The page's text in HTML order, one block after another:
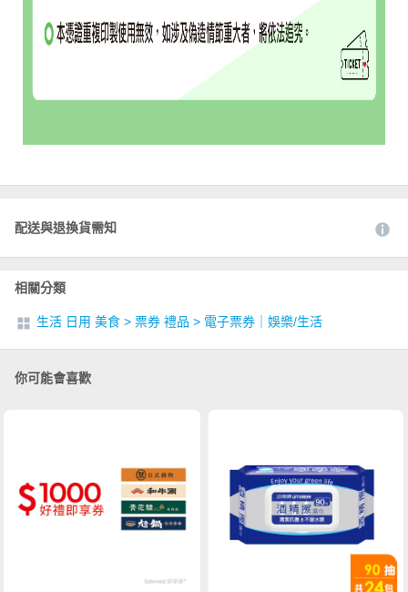
配送與退換貨需知
相關分類
生活 日用 美食 > 票券 禮品 > 電子票券｜娛樂/生活
你可能會喜歡